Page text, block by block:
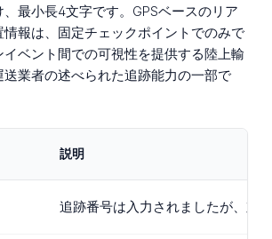
最小長4文字です。GPSベースのリア
報は、固定チェックポイントでのみで
ベント間での可視性を提供する陸上輸
業者の述べられた追跡能力の一部で
説明
追跡番号は入力されましたが、対